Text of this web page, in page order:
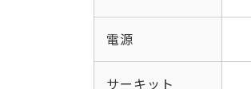
電源
サーキット